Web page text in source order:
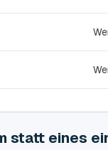
statt eines